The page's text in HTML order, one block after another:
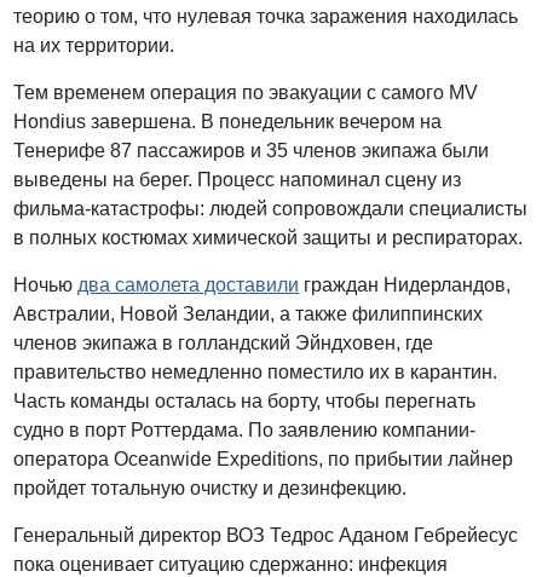
теорию о том, что нулевая точка заражения находилась
на их территории.
Тем временем операция по эвакуации с самого MV
Hondius завершена. В понедельник вечером на
Тенерифе 87 пассажиров и 35 членов экипажа были
выведены на берег. Процесс напоминал сцену из
фильма-катастрофы: людей сопровождали специалисты
в полных костюмах химической защиты и респираторах.
Ночью два самолета доставили граждан Нидерландов,
Австралии, Новой Зеландии, а также филиппинских
членов экипажа в голландский Эйндховен, где
правительство немедленно поместило их в карантин.
Часть команды осталась на борту, чтобы перегнать
судно в порт Роттердама. По заявлению компании-
оператора Oceanwide Expeditions, по прибытии лайнер
пройдет тотальную очистку и дезинфекцию.
Генеральный директор ВОЗ Тедрос Аданом Гебрейесус
пока оценивает ситуацию сдержанно: инфекция